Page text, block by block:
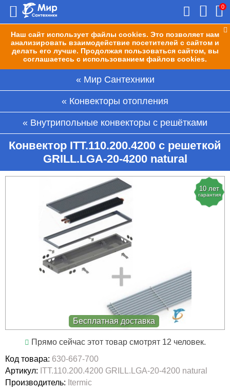
Наш сайт использует файлы cookies. Это позволяет нам
анализировать взаимодействие посетителей с сайтом и
делать его лучше. Продолжая пользоваться сайтом, вы
соглашаетесь с использованием файлов cookies.
0
Мир Сантехники
Конвекторы отопления
Внутрипольные конвекторы с решётками
Конвектор ITT.110.200.4200 с решеткой
GRILL.LGA-20-4200 natural
10 лет
гарантия
Бесплатная доставка
Прямо сейчас этот товар смотрят 12 человек.
Код товара: 630-667-700
Артикул: ITT.110.200.4200 GRILL.LGA-20-4200 natural
Производитель: Itermic